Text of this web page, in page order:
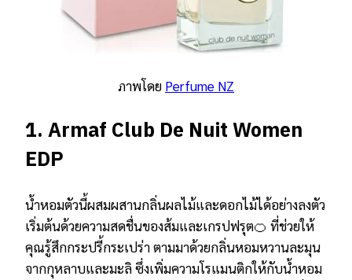
ภาพโดย Perfume NZ
1.Armaf Club De Nuit Women
EDP
น้ำหอมตัวนี้ผสมผสานกลิ่นผลไม้และดอกไม้ได้อย่างลงตัว
เริ่มต้นด้วยความสดชื่นของส้มและเกรปฟรุต🍊 ที่ช่วยให้
คุณรู้สึกกระปรี้กระเปร่า ตามมาด้วยกลิ่นหอมหวานละมุน
จากกุหลาบและมะลิ ซึ่งเพิ่มความโรแมนติกให้กับน้ำหอม